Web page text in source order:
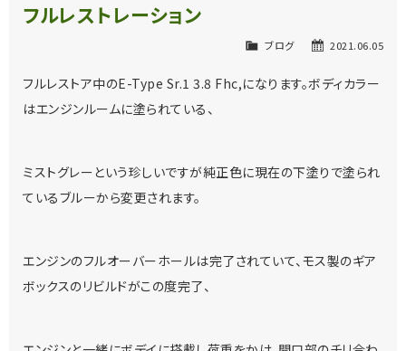
フルレストレーション
2021.06.05
ブログ
フルレストア中のE-Type Sr.1 3.8 Fhc,になります。ボディカラー
はエンジンルームに塗られている、
ミストグレーという珍しいですが純正色に現在の下塗りで塗られ
ているブルーから変更されます。
エンジンのフルオーバーホールは完了されていて、モス製のギア
ボックスのリビルドがこの度完了、